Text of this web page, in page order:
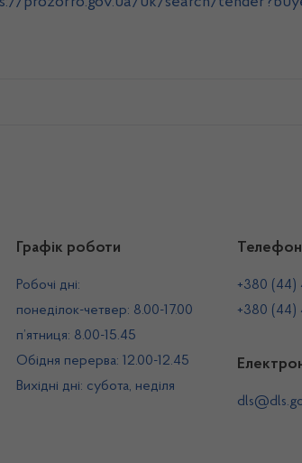
Графік роботи
Робочі дні:
понеділок-четвер: 8.00-17.00
п’ятниця: 8.00-15.45
Обідня перерва: 12.00-12.45
Вихідні дні: субота, неділя
+380 (44)
+380 (44)